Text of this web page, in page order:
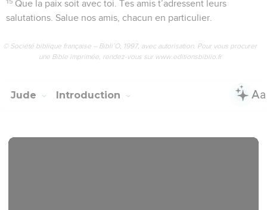
Que la paix soit avec toi. Tes amis t’adressent leurs
salutations. Salue nos amis, chacun en particulier.
© Société biblique française – Bibli’O, 1997, avec autorisation. Pour vous procurer
une Bible imprimée, rendez-vous sur www.editionsbiblio.fr
Jude Introduction